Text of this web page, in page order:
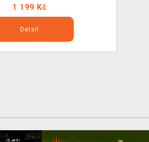
1 199 Kč
Detail